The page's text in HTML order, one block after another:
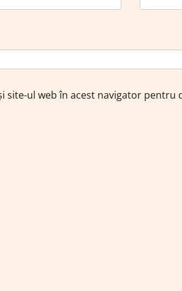
site-ul web în acest navigator pentru